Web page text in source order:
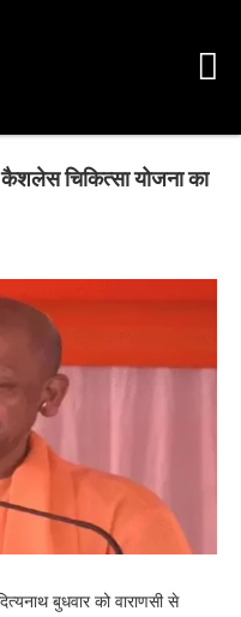
कैशलेस चिकित्सा योजना का
बुधवार को वाराणसी से